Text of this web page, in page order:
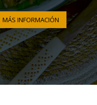
MÁS INFORMACIÓN